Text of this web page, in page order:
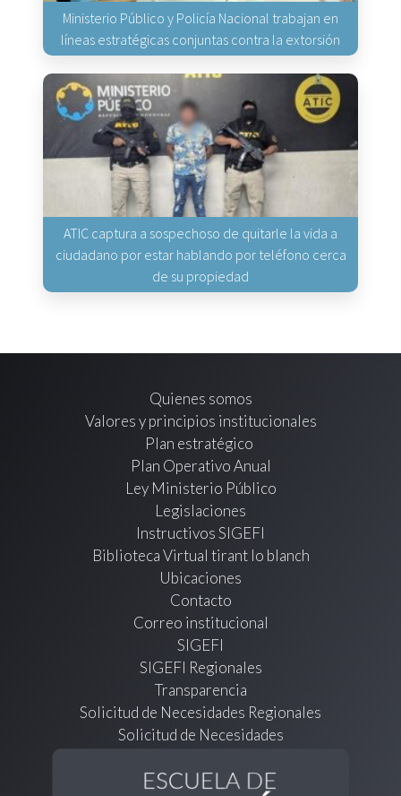
Ministerio Público y Policía Nacional trabajan en
líneas estratégicas conjuntas contra la extorsión
ATIC captura a sospechoso de quitarle la vida a
ciudadano por estar hablando por teléfono cerca
de su propiedad
Quienes somos
Valores y principios institucionales
Plan estratégico
Plan Operativo Anual
Ley Ministerio Público
Legislaciones
Instructivos SIGEFI
Biblioteca Virtual tirant lo blanch
Ubicaciones
Contacto
Correo institucional
SIGEFI
SIGEFI Regionales
Transparencia
Solicitud de Necesidades Regionales
Solicitud de Necesidades